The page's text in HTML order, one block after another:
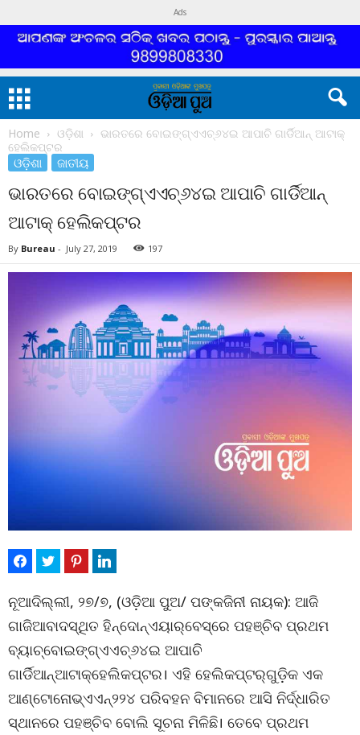
Ads
Home ଓଡ଼ିଶା
ଭାରତରେ ବୋଇଙ୍ଗ୍‌ଏଏଚ୍‌୬୪ଇ ଆପାଚି ଗାର୍ଡିଆନ୍‌ ଆଟାକ୍‌
ହେଲିକପ୍ଟର
ଓଡ଼ିଶା ଜାତୀୟ
ଭାରତରେ ବୋଇଙ୍ଗ୍‌ଏଏଚ୍‌୬୪ଇ ଆପାଚି ଗାର୍ଡିଆନ୍‌
ଆଟାକ୍‌ ହେଲିକପ୍ଟର
By Bureau - July 27, 2019 197
ନୂଆଦିଲ୍ଲୀ, ୨୭/୭, (ଓଡ଼ିଆ ପୁଅ/ ପଙ୍କଜିନୀ ନାୟକ): ଆଜି
ଗାଜିଆବାଦସ୍ଥିତ ହିନ୍ଦୋନ୍‌ଏୟାର୍‌ବେସ୍‌ରେ ପହଞ୍ଚିବ ପ୍ରଥମ
ବ୍ୟାଚ୍‌ବୋଇଙ୍ଗ୍‌ଏଏଚ୍‌୬୪ଇ ଆପାଚି
ଗାର୍ଡିଆନ୍‌ଆଟାକ୍‌ହେଲିକପ୍ଟର। ଏହି ହେଲିକପ୍ଟର୍‌ଗୁଡ଼ିକ ଏକ
ଆଣ୍ଟୋନୋଭ୍‌ଏଏନ୍‌୨୨୪ ପରିବହନ ବିମାନରେ ଆସି ନିର୍ଦ୍ଧାରିତ
ସ୍ଥାନରେ ପହଞ୍ଚିବ ବୋଲି ସୂଚନା ମିଳିଛି। ତେବେ ପ୍ରଥମ